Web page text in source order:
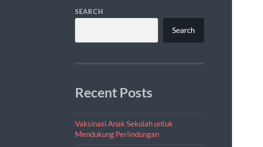
SEARCH
Search
Recent Posts
Vaksinasi Anak Sekolah untuk
Mendukung Perlindungan